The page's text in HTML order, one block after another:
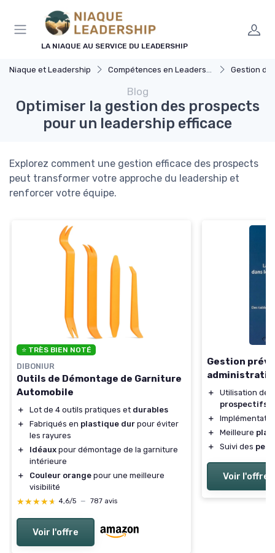
LA NIAQUE AU SERVICE DU LEADERSHIP
Niaque et Leadership Compétences en Leadership Gestion
Blog
Optimiser la gestion des prospects
pour un leadership efficace
Explorez comment une gestion efficace des prospects
peut transformer votre approche du leadership et
renforcer votre équipe.
⭐ TRÈS BIEN NOTÉ
DIBONIUR
Outils de Démontage de Garniture
Automobile
＋ Lot de 4 outils pratiques et durables
＋
Fabriqués en plastique dur pour éviter
les rayures
＋
Idéaux pour démontage de la garniture
intérieure
＋
Couleur orange pour une meilleure
visibilité
★★★★★
★★★★★ 4,6/5 — 787 avis
Voir l'offre
Gestion
＋ Utilisation de
prospectifs
＋
＋
Meilleure
＋
Suivi des
Voir l'offre